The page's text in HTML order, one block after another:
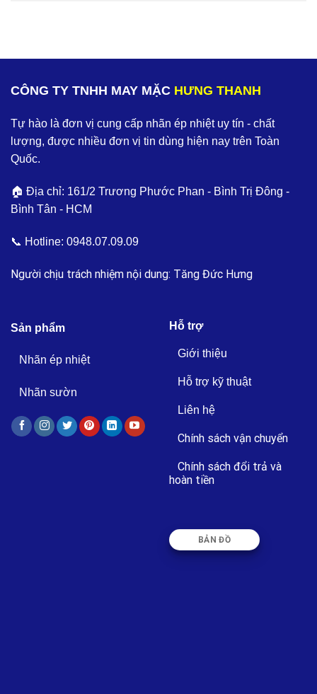
CÔNG TY TNHH MAY MẶC HƯNG THANH
Tự hào là đơn vị cung cấp nhãn ép nhiệt uy tín - chất
lượng, được nhiều đơn vị tin dùng hiện nay trên Toàn
Quốc.
🏠 Địa chỉ: 161/2 Trương Phước Phan - Bình Trị Đông -
Bình Tân - HCM
📞 Hotline: 0948.07.09.09
Người chịu trách nhiệm nội dung: Tăng Đức Hưng
Sản phẩm
Nhãn ép nhiệt
Nhãn sườn
Hỗ trợ
Giới thiệu
Hỗ trợ kỹ thuật
Liên hệ
Chính sách vận chuyển
Chính sách đổi trả và
hoàn tiền
BẢN ĐỒ